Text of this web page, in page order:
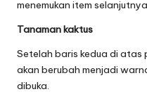
menemukan item
Tanaman kaktus
Setelah baris kedua di atas
akan berubah menjadi
dibuka.